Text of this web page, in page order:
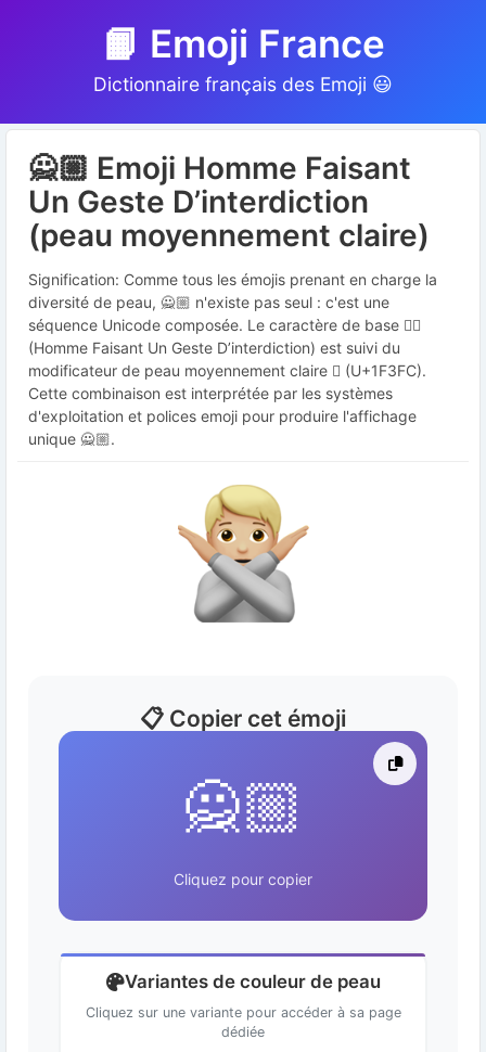
📙 Emoji France
Dictionnaire français des Emoji 😃
🙅🏼 Emoji Homme Faisant
Un Geste D’interdiction
(peau moyennement claire)
Signification: Comme tous les émojis prenant en charge la
diversité de peau, 🙅🏼 n'existe pas seul : c'est une
séquence Unicode composée. Le caractère de base 🙅‍♂️
(Homme Faisant Un Geste D’interdiction) est suivi du
modificateur de peau moyennement claire 🏼 (U+1F3FC).
Cette combinaison est interprétée par les systèmes
d'exploitation et polices emoji pour produire l'affichage
unique 🙅🏼.
📋 Copier cet émoji
🙅🏼
Cliquez pour copier
Variantes de couleur de peau
Cliquez sur une variante pour accéder à sa page
dédiée